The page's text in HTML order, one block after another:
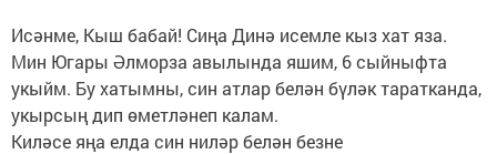
Исәнме, Кыш бабай! Сиңа Динә исемле кыз хат яза.
Мин Югары Әлморза авылында яшим, 6 сыйныфта
укыйм. Бу хатымны, син атлар белән бүләк таратканда,
укырсың дип өметләнеп калам.
Киләсе яңа елда син ниләр белән безне